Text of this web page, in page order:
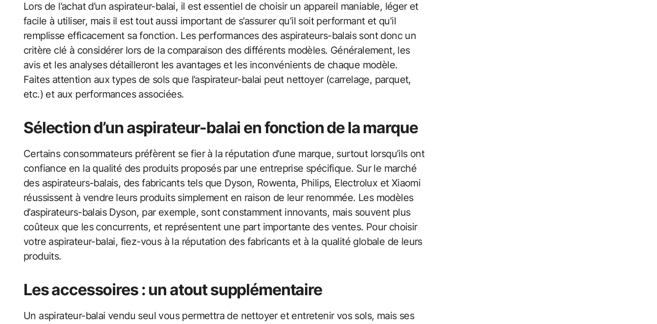
Lors de l’achat d’un aspirateur-balai, il est essentiel de choisir un appareil maniable, léger et
facile à utiliser, mais il est tout aussi important de s’assurer qu’il soit performant et qu’il
remplisse efficacement sa fonction. Les performances des aspirateurs-balais sont donc un
critère clé à considérer lors de la comparaison des différents modèles. Généralement, les
avis et les analyses détailleront les avantages et les inconvénients de chaque modèle.
Faites attention aux types de sols que l’aspirateur-balai peut nettoyer (carrelage, parquet,
etc.) et aux performances associées.
Sélection d’un aspirateur-balai en fonction de la marque
Certains consommateurs préfèrent se fier à la réputation d’une marque, surtout lorsqu’ils ont
confiance en la qualité des produits proposés par une entreprise spécifique. Sur le marché
des aspirateurs-balais, des fabricants tels que Dyson, Rowenta, Philips, Electrolux et Xiaomi
réussissent à vendre leurs produits simplement en raison de leur renommée. Les modèles
d’aspirateurs-balais Dyson, par exemple, sont constamment innovants, mais souvent plus
coûteux que les concurrents, et représentent une part importante des ventes. Pour choisir
votre aspirateur-balai, fiez-vous à la réputation des fabricants et à la qualité globale de leurs
produits.
Les accessoires : un atout supplémentaire
Un aspirateur-balai vendu seul vous permettra de nettoyer et entretenir vos sols, mais ses